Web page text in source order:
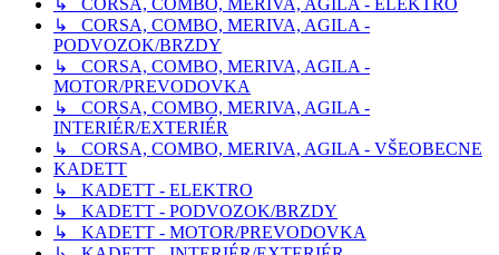
↳ CORSA, COMBO, MERIVA, AGILA - ELEKTRO
↳ CORSA, COMBO, MERIVA, AGILA -
PODVOZOK/BRZDY
↳ CORSA, COMBO, MERIVA, AGILA -
MOTOR/PREVODOVKA
↳ CORSA, COMBO, MERIVA, AGILA -
INTERIÉR/EXTERIÉR
↳ CORSA, COMBO, MERIVA, AGILA - VŠEOBECNE
KADETT
↳ KADETT - ELEKTRO
↳ KADETT - PODVOZOK/BRZDY
↳ KADETT - MOTOR/PREVODOVKA